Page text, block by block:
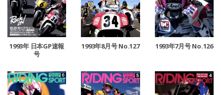
1993年 日本GP速報
号
1993年8月号 No.127 1993年7月号 No.126